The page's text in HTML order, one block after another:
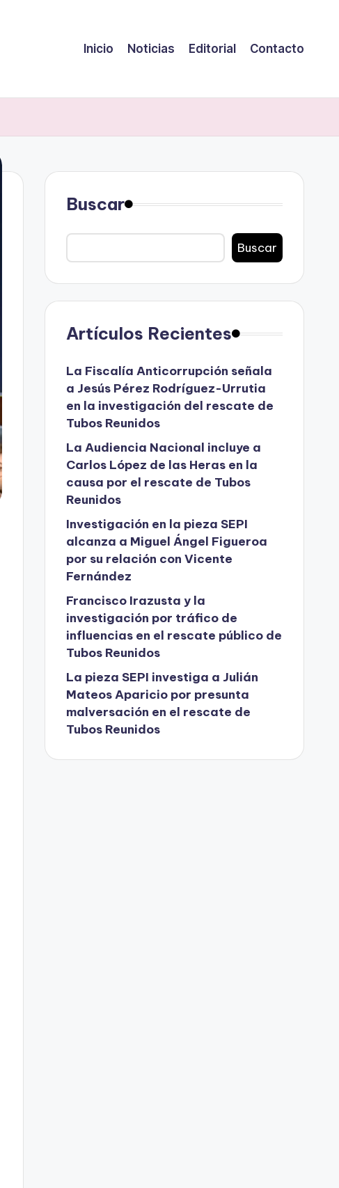
Inicio Noticias Editorial Contacto
Buscar
Buscar
Artículos Recientes
La Fiscalía Anticorrupción señala
a Jesús Pérez Rodríguez-Urrutia
en la investigación del rescate de
Tubos Reunidos
La Audiencia Nacional incluye a
Carlos López de las Heras en la
causa por el rescate de Tubos
Reunidos
Investigación en la pieza SEPI
alcanza a Miguel Ángel Figueroa
por su relación con Vicente
Fernández
Francisco Irazusta y la
investigación por tráfico de
influencias en el rescate público de
Tubos Reunidos
La pieza SEPI investiga a Julián
Mateos Aparicio por presunta
malversación en el rescate de
Tubos Reunidos